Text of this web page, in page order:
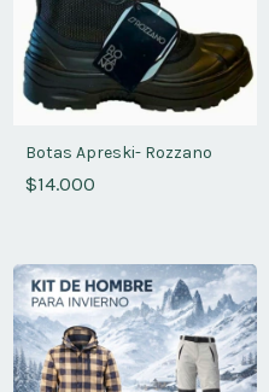
Botas Apreski- Rozzano
$14.000